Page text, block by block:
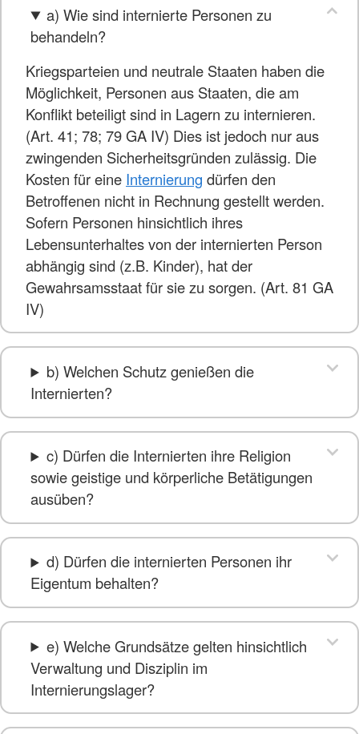
a) Wie sind internierte Personen zu
behandeln?
Kriegsparteien und neutrale Staaten haben die
Möglichkeit, Personen aus Staaten, die am
Konflikt beteiligt sind in Lagern zu internieren.
(Art. 41; 78; 79 GA IV) Dies ist jedoch nur aus
zwingenden Sicherheitsgründen zulässig. Die
Kosten für eine Internierung dürfen den
Betroffenen nicht in Rechnung gestellt werden.
Sofern Personen hinsichtlich ihres
Lebensunterhaltes von der internierten Person
abhängig sind (z.B. Kinder), hat der
Gewahrsamsstaat für sie zu sorgen. (Art. 81 GA
IV)
b) Welchen Schutz genießen die
Internierten?
c) Dürfen die Internierten ihre Religion
sowie geistige und körperliche Betätigungen
ausüben?
d) Dürfen die internierten Personen ihr
Eigentum behalten?
e) Welche Grundsätze gelten hinsichtlich
Verwaltung und Disziplin im
Internierungslager?